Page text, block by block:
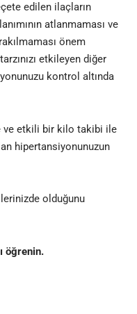
edilen ilaçların
atlanmaması ve
önem
etkileyen diğer
kontrol altında
ve etkili bir kilo takibi ile
hipertansiyonunuzun
olduğunu
öğrenin.